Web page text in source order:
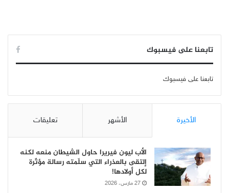
تابعنا على فيسبوك
تابعنا على فيسبوك
الأخيرة الأشهر تعليقات
الأب ليون فيريرا حاول الشيطان منعه لكنه
إلتقى بالعذراء التي سلّمته رسالة مؤثّرة
لكل أولادها!
27 مارس، 2026